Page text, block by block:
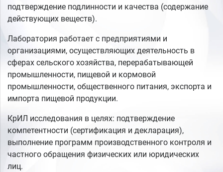
подтверждение подлинности и качества (содержание
действующих веществ).
Лаборатория работает с предприятиями и
организациями, осуществляющих деятельность в
сферах сельского хозяйства, перерабатывающей
промышленности, пищевой и кормовой
промышленности, общественного питания, экспорта и
импорта пищевой продукции.
КрИЛ исследования в целях: подтверждение
компетентности (сертификация и декларация),
выполнение программ производственного контроля и
частного обращения физических или юридических
лиц.